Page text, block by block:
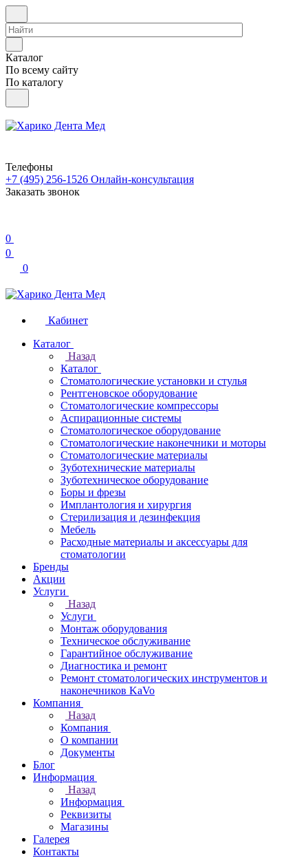
Каталог
По всему сайту
По каталогу
Телефоны
+7 (495) 256-1526 Онлайн-консультация
Заказать звонок
0
0
0
Кабинет
Каталог
Назад
Каталог
Стоматологические установки и стулья
Рентгеновское оборудование
Стоматологические компрессоры
Аспирационные системы
Стоматологическое оборудование
Стоматологические наконечники и моторы
Стоматологические материалы
Зуботехнические материалы
Зуботехническое оборудование
Боры и фрезы
Имплантология и хирургия
Стерилизация и дезинфекция
Мебель
Расходные материалы и аксессуары для
стоматологии
Бренды
Акции
Услуги
Назад
Услуги
Монтаж оборудования
Техническое обслуживание
Гарантийное обслуживание
Диагностика и ремонт
Ремонт стоматологических инструментов и
наконечников KaVo
Компания
Назад
Компания
О компании
Документы
Блог
Информация
Назад
Информация
Реквизиты
Магазины
Галерея
Контакты